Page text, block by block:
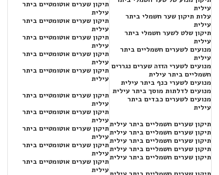
עילית
עלות תיקון שער חשמלי ביתר
עילית
תיקון שלט לשער חשמלי ביתר
עילית
מנועים לשערים חשמליים ביתר
עילית
מנועים לשערי הזזה שערים נגררים
חשמליים ביתר עילית
מנועים לשערי כנף ביתר עילית
מנועים לדלתות מוסך ביתר עילית
מנועים לשערים כבדים ביתר
עילית
תיקון שערים חשמליים ביתר עילית
תיקון שערים חשמליים ביתר עילית
תיקון שערים חשמליים ביתר עילית
תיקון שערים חשמליים ביתר עילית
תיקון שערים חשמליים ביתר עילית
תיקון שערים אוטומטיים ביתר
עילית
תיקון שערים אוטומטיים ביתר
עילית
תיקון שערים אוטומטיים ביתר
עילית
תיקון שערים אוטומטיים ביתר
עילית
תיקון שערים אוטומטיים ביתר
עילית
תיקון שערים אוטומטיים ביתר
עילית
תיקון שערים אוטומטיים ביתר
עילית
תיקון שערים אוטומטיים ביתר
עילית
תיקון שערים אוטומטיים ביתר
עילית
תיקון שערים אוטומטיים ביתר
עילית